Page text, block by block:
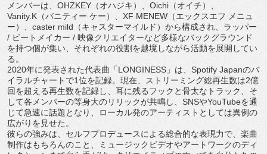
メンバーは、OHZKEY（オハジキ）、Oichi（オイチ）、
Vanity.K（バニティー ケー）、XF MENEW（エックスエフ メニュ
ー）、caster mild（キャスターマイルド）から構成され、ラッパー
/ ビートメイカー / 映像クリエイターなど多様なバックグラウンド
を持つ個が集い、 それぞれの役割を越境しながら活動を展開してい
る。
2020年に発表された代表曲「LONGINESS」は、 Spotify Japanのバ
イラルチャートで1位を記録。現在、
ストリーミング総再生数は2億
回を超える再生数を記録し、 耳に残るフックと骨太なトラック、 そ
して各メンバーの等身大のリリックが共鳴し、 SNSやYouTubeを通
じて急速に話題となり、
ローカル発のアーティストとしては異例の
広がりを見せた。
彼らの強みは、セルフプロデュースによる総合的な表現力で、 楽曲
制作はもちろんのこと、
ミュージックビデオやアートワークのディ